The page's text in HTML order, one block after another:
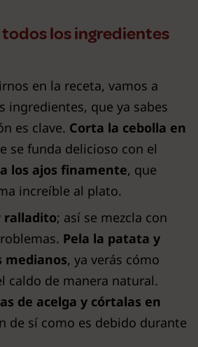
todos los ingredientes
en la receta, vamos a
ingredientes, que ya sabes
es clave. Corta la cebolla en
se funda delicioso con el
los ajos finamente, que
increíble al plato.
ralladito; así se mezcla con
Pela la patata y
medianos, ya verás cómo
caldo de manera natural.
de acelga y córtalas en
de sí como es debido durante